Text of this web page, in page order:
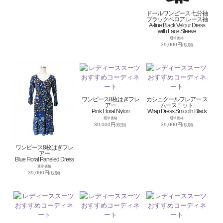
ドールワンピース 七分袖
ブラックベロア レース袖
A-line Black Velour Dress
with Lace Sleeve
通常価格
39,000円(税別)
ワンピース8枚はぎフレ
アー
Blue Floral Paneled Dress
通常価格
39,000円(税別)
ワンピース8枚はぎフレ
アー
Pink Floral Nylon
通常価格
39,000円(税別)
カシュクールフレアー ス
ムースニット
Wrap Dress Smooth Black
通常価格
39,000円 (税別)